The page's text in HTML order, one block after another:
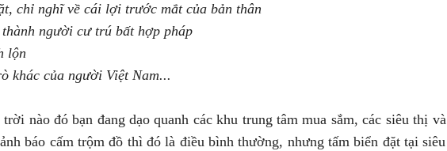
chỉ nghĩ về cái lợi trước mắt của bản thân
người cư trú bất hợp pháp
lộn
khác của người Việt Nam...
nào đó bạn đang dạo quanh các khu trung tâm mua sắm, các siêu thị và
báo cấm trộm đồ thì đó là điều bình thường, nhưng tấm biển đặt tại siêu